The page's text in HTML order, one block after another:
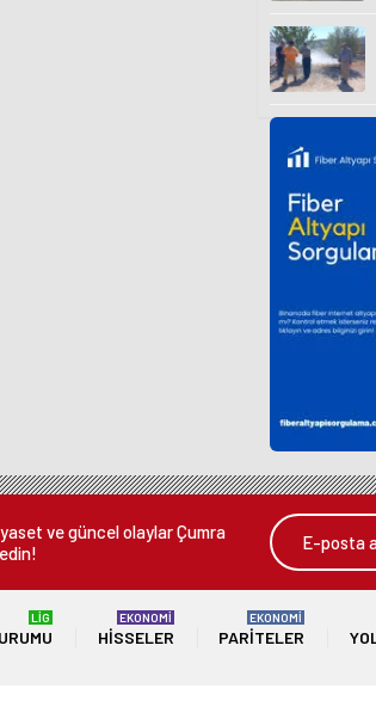
ve güncel olaylar Çumra
LİG
HISSELER
EKONOMİ
PARITELER
EKONOMİ